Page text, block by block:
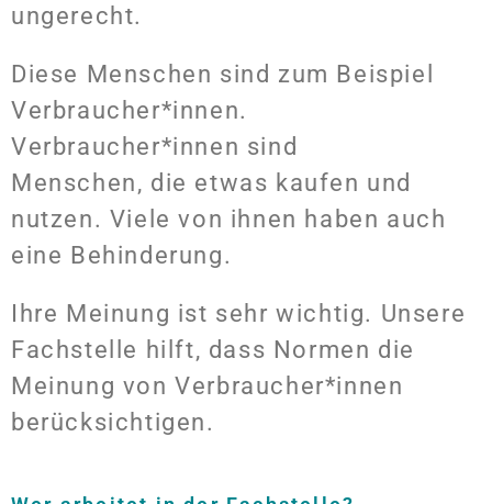
ungerecht.
Diese Menschen sind zum Beispiel
Verbraucher*innen.
Verbraucher*innen sind
Menschen, die etwas kaufen und
nutzen. Viele von ihnen haben auch
eine Behinderung.
Ihre Meinung ist sehr wichtig. Unsere
Fachstelle hilft, dass Normen die
Meinung von Verbraucher*innen
berücksichtigen.